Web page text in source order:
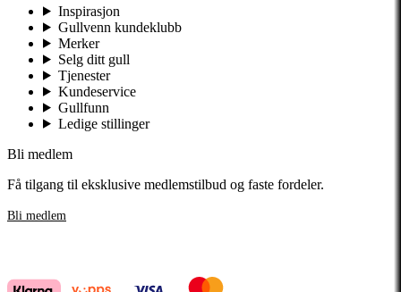
Inspirasjon
Gullvenn kundeklubb
Merker
Selg ditt gull
Tjenester
Kundeservice
Gullfunn
Ledige stillinger
Bli medlem
Få tilgang til eksklusive medlemstilbud og faste fordeler.
Bli medlem